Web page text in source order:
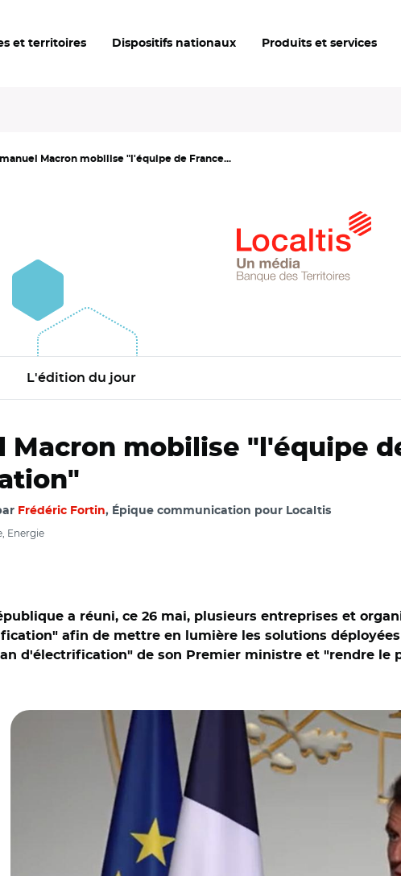
et territoires Dispositifs nationaux Produits et services
Macron mobilise "l'équipe de France...
L'édition du jour
Macron mobilise "l'équipe
Frédéric Fortin, Épique communication pour Localtis
Energie
a réuni, ce 26 mai, plusieurs entreprises et
afin de mettre en lumière les solutions
d'électrification" de son Premier ministre et "rendre le